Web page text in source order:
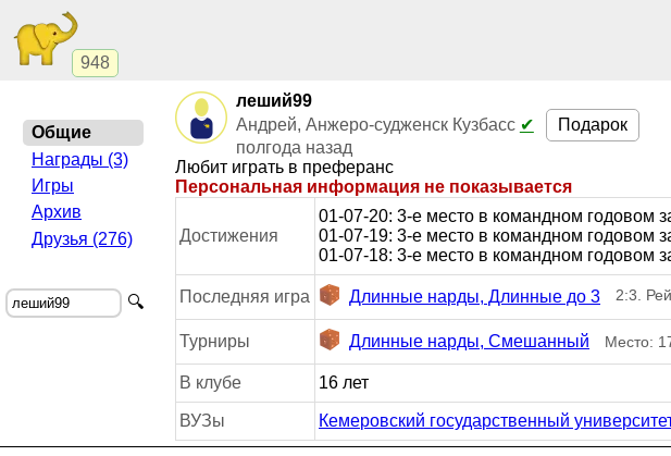
948
леший99
Андрей, Анжеро-судженск Кузбасс ✔
полгода назад
Подарок
Любит играть в преферанс
Персональная информация не показывается
Достижения
01-07-20: 3-е место в командном годовом
01-07-19: 3-е место в командном годовом
01-07-18: 3-е место в командном годовом
Последняя игра Длинные нарды, Длинные до 3 2:3.
Турниры Длинные нарды, Смешанный Место:
В клубе 16 лет
ВУЗы Кемеровский государственный
Общие
Награды (3)
Игры
Архив
Друзья (276)
🔍